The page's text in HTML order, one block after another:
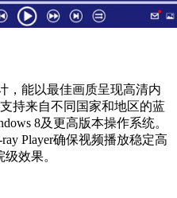
，能以最佳画质呈现高清内
持来自不同国家和地区的蓝
8及更高版本操作系统。
Player确保视频播放稳定高
效果。